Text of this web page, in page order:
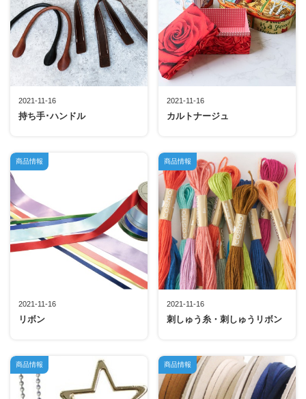
2021-11-16
持ち手･ハンドル
2021-11-16
カルトナージュ
2021-11-16
リボン
商品情報
2021-11-16
刺しゅう糸・刺しゅうリボン
商品情報
商品情報 商品情報